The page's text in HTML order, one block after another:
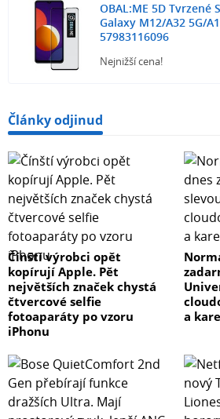
OBAL:ME 5D Tvrzené
Galaxy M12/A32 5G/
57983116096
Nejnižší cena!
Články odjinud
Čínští výrobci opět
kopírují Apple. Pět
největších značek chystá
čtvercové selfie
fotoaparáty po vzoru
iPhonu
a